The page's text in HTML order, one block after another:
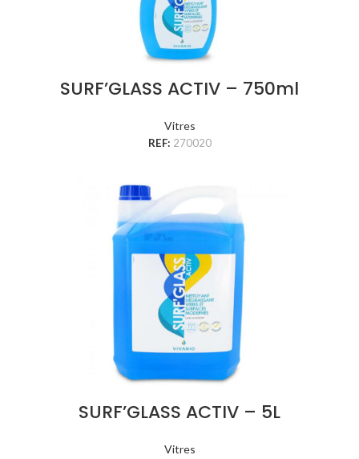
SURF’GLASS ACTIV – 750ml
Vitres
REF: 270020
SURF’GLASS ACTIV – 5L
Vitres